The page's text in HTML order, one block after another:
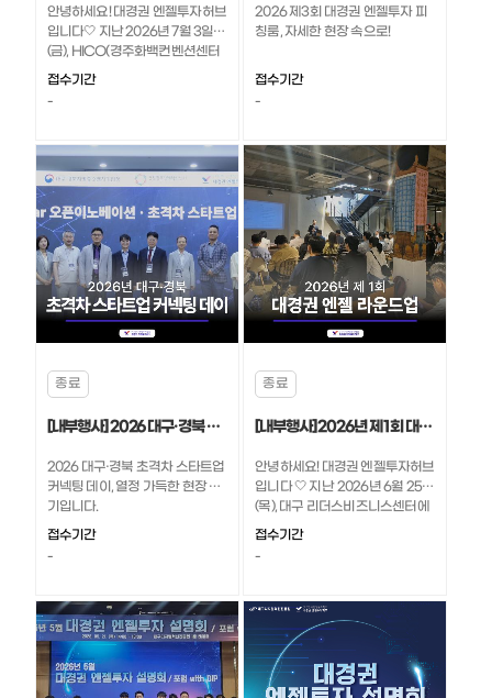
안녕하세요! 대경권 엔젤투자허브
입니다🤍 지난 2026년 7월 3일
(금), HICO(경주화백컨벤션센터
메인무대)에서 2026 Next G-
한 행사 현장 속으로 함께 가보실
까요? 🚶
접수기간
-
2026 제3회 대경권 엔젤투자 피
칭룸, 자세한 현장 속으로!
접수기간
-
종료
[내부행사] 2026 대구·경북 초격차 스타트업 커넥팅 데이, 열정 가득한 현장 속으로!
2026 대구·경북 초격차 스타트업
커넥팅 데이, 열정 가득한 현장 후
기입니다.
접수기간
-
종료
[내부행사] 2026년 제 1회 대경권 엔젤 라운드업, 열정 가득한 현장 속으로!
안녕하세요! 대경권 엔젤투자허브
입니다 🤍 ​지난 2026년 6월 25일
(목), 대구 리더스비즈니스센터에
서 2026년 제 1회 대경권 엔젤 라
접수기간
-